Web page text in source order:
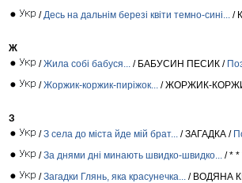
/ Десь на дальнім березі квіти темно-сині... /
Ж
/Жила собі бабуся... / БАБУСИН ПЕСИК /
/Жоржик-коржик-пиріжок... / ЖОРЖИК-
З
/З села до міста йде мій брат... / ЗАГАДКА /
/За днями дні минають швидко-швидко... / * *
/Загадки Глянь, яка красунечка... / ВОДЯНА